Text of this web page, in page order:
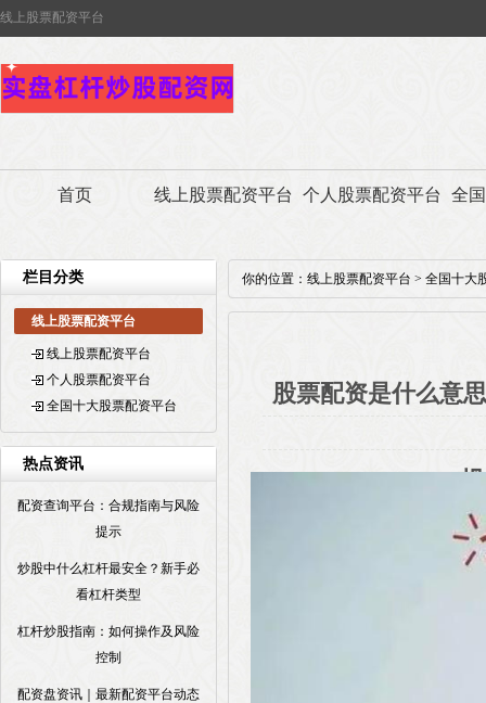
线上股票配资平台
首页 线上股票配资平台 个人股票配资平台 全
栏目分类
线上股票配资平台
线上股票配资平台
个人股票配资平台
全国十大股票配资平台
热点资讯
配资查询平台：合规指南与风险
提示
炒股中什么杠杆最安全？新手必
看杠杆类型
杠杆炒股指南：如何操作及风险
控制
配资盘资讯｜最新配资平台动态
你的位置： 线上股票配资平台 > 全国十大
股票配资是什么意